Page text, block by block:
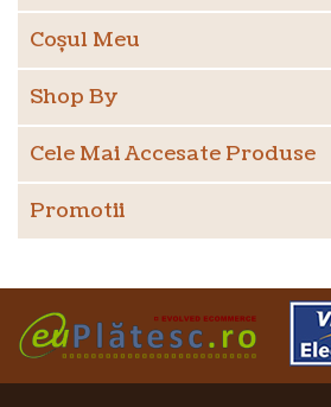
Coşul Meu
Shop By
Cele Mai Accesate Produse
Promotii